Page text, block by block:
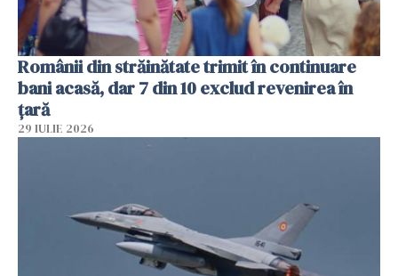
Românii din străinătate trimit în continuare
bani acasă, dar 7 din 10 exclud revenirea în
țară
29 IULIE 2026